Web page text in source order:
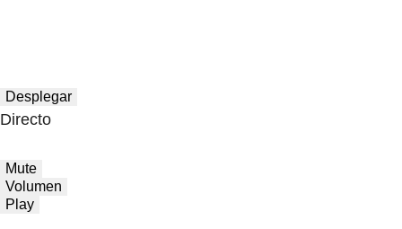
Desplegar
Directo
Mute
Volumen
Play